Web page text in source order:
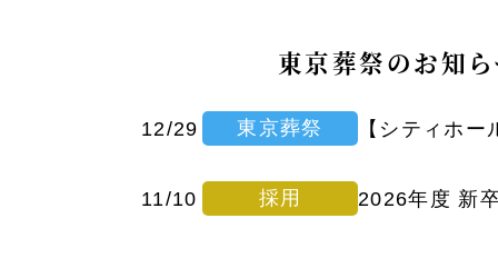
東京葬祭のお知
12/29 東京葬祭
11/10 採用 2026年度 新